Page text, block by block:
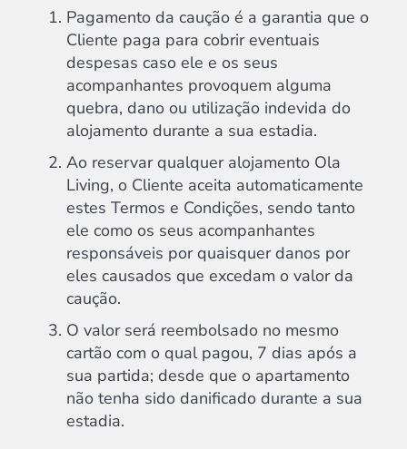
Pagamento da caução é a garantia que o
Cliente paga para cobrir eventuais
despesas caso ele e os seus
acompanhantes provoquem alguma
quebra, dano ou utilização indevida do
alojamento durante a sua estadia.
Ao reservar qualquer alojamento Ola
Living, o Cliente aceita automaticamente
estes Termos e Condições, sendo tanto
ele como os seus acompanhantes
responsáveis ​​por quaisquer danos por
eles causados ​​que excedam o valor da
caução.
O valor será reembolsado no mesmo
cartão com o qual pagou, 7 dias após a
sua partida; desde que o apartamento
não tenha sido danificado durante a sua
estadia.